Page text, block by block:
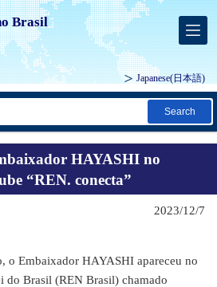
Brasil
Japanese(日本語)
Search
HAYASHI no
“REN. conecta”
2023/12/7
Embaixador HAYASHI apareceu no
do Brasil (REN Brasil) chamado